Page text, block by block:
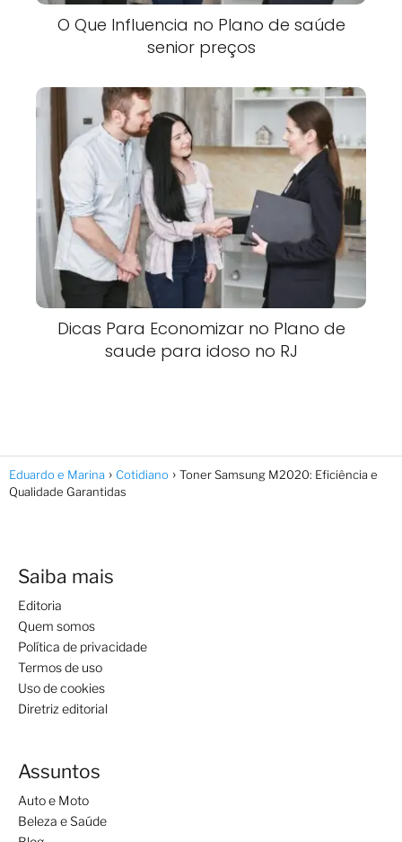
O Que Influencia no Plano de saúde
senior preços
Dicas Para Economizar no Plano de
saude para idoso no RJ
Eduardo e Marina Cotidiano
Toner Samsung M2020: Eficiência e
Qualidade Garantidas
Saiba mais
Editoria
Quem somos
Política de privacidade
Termos de uso
Uso de cookies
Diretriz editorial
Assuntos
Auto e Moto
Beleza e Saúde